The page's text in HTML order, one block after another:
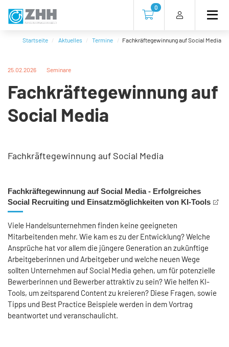
zum
(Eingabetaste)
zum
(Eingabetaste)
zur
(Eingabetaste)
zum
(Eingabetaste)
0
Zur Kasse gehen (0
Startseite Aktuelles Termine Fachkräftegewinnung auf Social Media
25.02.2026 Seminare
Fachkräftegewinnung auf
Social Media
Fachkräftegewinnung auf Social Media
Fachkräftegewinnung auf Social Media - Erfolgreiches
Social Recruiting und Einsatzmöglichkeiten von KI-Tools
Viele Handelsunternehmen finden keine geeigneten
Mitarbeitenden mehr. Wie kam es zu der Entwicklung? Welche
Ansprüche hat vor allem die jüngere Generation an zukünftige
Arbeitgeberinnen und Arbeitgeber und welche neuen Wege
sollten Unternehmen auf Social Media gehen, um für potenzielle
Bewerberinnen und Bewerber attraktiv zu sein? Wie helfen KI-
Tools, um zeitsparend Content zu kreieren? Diese Fragen, sowie
Tipps und Best Practice Beispiele werden in dem Vortrag
beantwortet und veranschaulicht.